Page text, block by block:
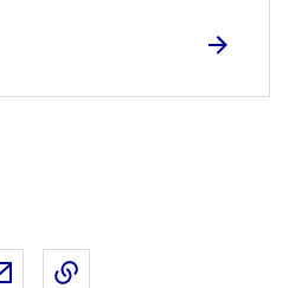
Twittersur LinkedIn
Partager par email